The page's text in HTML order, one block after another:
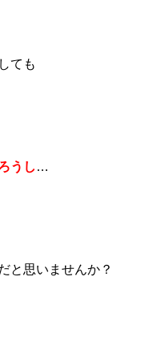
ても
うし …
と思いませんか？